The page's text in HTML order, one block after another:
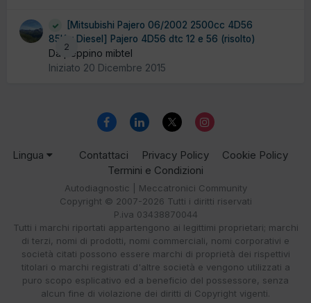
2
[Mitsubishi Pajero 06/2002 2500cc 4D56
85Kw Diesel] Pajero 4D56 dtc 12 e 56 (risolto)
Da peppino mibtel
Iniziato 20 Dicembre 2015
Lingua Contattaci Privacy Policy
Cookie Policy
Termini e Condizioni
Autodiagnostic | Meccatronici Community
Copyright © 2007-2026 Tutti i diritti riservati
P.iva 03438870044
Tutti i marchi riportati appartengono ai legittimi proprietari; marchi
di terzi, nomi di prodotti, nomi commerciali, nomi corporativi e
società citati possono essere marchi di proprietà dei rispettivi
titolari o marchi registrati d'altre società e vengono utilizzati a
puro scopo esplicativo ed a beneficio del possessore, senza
alcun fine di violazione dei diritti di Copyright vigenti.